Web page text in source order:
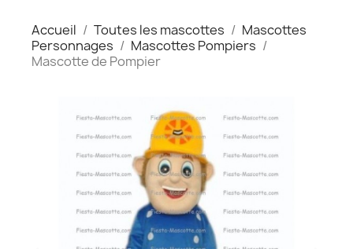
Accueil Toutes les mascottes
Mascottes
Personnages
Mascottes Pompiers
Mascotte de Pompier